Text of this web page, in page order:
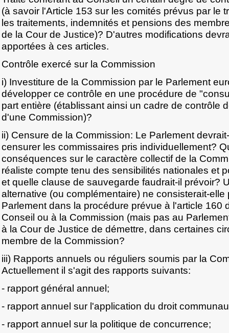
(à savoir l'Article 153 sur les comités prévus par le
les traitements, indemnités et pensions des
de la Cour de Justice)? D'autres modifications
apportées à ces articles.
Contrôle exercé sur la Commission
i) Investiture de la Commission par le Parlement
développer ce contrôle en une procédure de
part entière (établissant ainsi un cadre de contrôle
d'une Commission)?
ii) Censure de la Commission: Le Parlement
censurer les commissaires pris individuellement?
conséquences sur le caractère collectif de la
réaliste compte tenu des sensibilités nationales et
et quelle clause de sauvegarde faudrait-il prévoir?
alternative (ou complémentaire) ne consisterait-elle
Parlement dans la procédure prévue à l'article 160
Conseil ou à la Commission (mais pas au
à la Cour de Justice de démettre, dans certaines
membre de la Commission?
iii) Rapports annuels ou réguliers soumis par la
Actuellement il s'agit des rapports suivants:
- rapport général annuel;
- rapport annuel sur l'application du droit
- rapport annuel sur la politique de concurrence;